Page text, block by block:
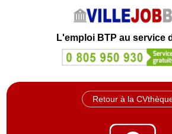
L'emploi BTP au service
Retour à la